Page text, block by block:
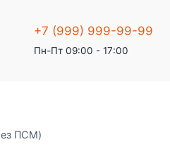
+7 (999) 999-99-99
Пн-Пт 09:00 - 17:00
ПСМ)